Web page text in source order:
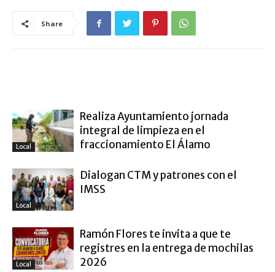
Share
Local
Realiza Ayuntamiento jornada
integral de limpieza en el
fraccionamiento El Álamo
Local
Dialogan CTM y patrones con el
IMSS
Local
Ramón Flores te invita a que te
registres en la entrega de mochilas
2026